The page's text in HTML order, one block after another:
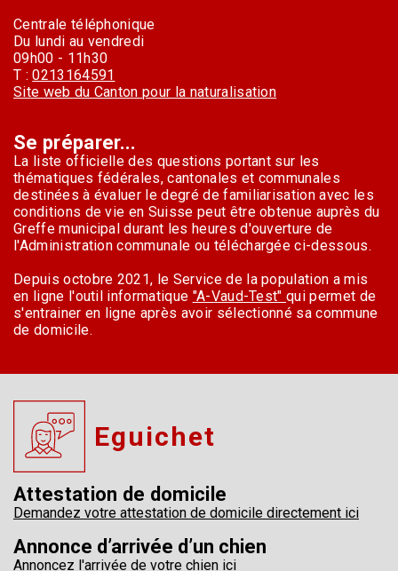
Centrale téléphonique
Du lundi au vendredi
09h00 - 11h30
T :0213164591
Site web du Canton pour la naturalisation
Se préparer...
La liste officielle des questions portant sur les
thématiques fédérales, cantonales et communales
destinées à évaluer le degré de familiarisation avec les
conditions de vie en Suisse peut être obtenue auprès du
Greffe municipal durant les heures d'ouverture de
l'Administration communale ou téléchargée ci-dessous.
Depuis octobre 2021, le Service de la population a mis
en ligne l'outil informatique "A-Vaud-Test"qui permet de
s'entrainer en ligne après avoir sélectionné sa commune
de domicile.
Eguichet
Attestation de domicile
Demandez votre attestation de domicile directement ici
Annonce d’arrivée d’un chien
Annoncez l'arrivée de votre chien ici